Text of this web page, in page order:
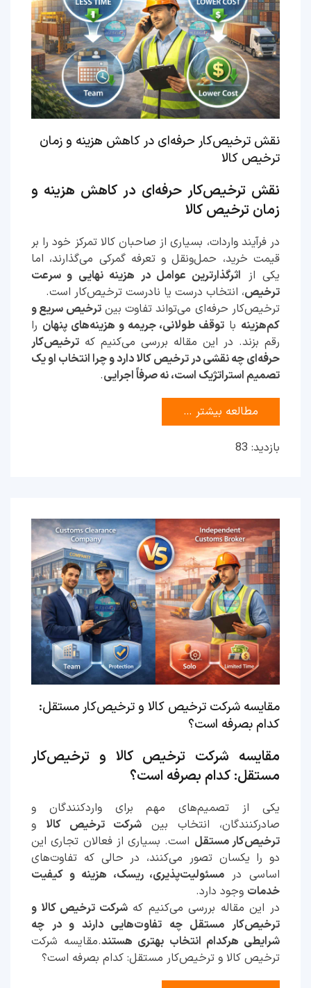
نقش ترخیص‌کار حرفه‌ای در کاهش هزینه و زمان
ترخیص کالا
نقش ترخیص‌کار حرفه‌ای در کاهش هزینه و
زمان ترخیص کالا
در فرآیند واردات، بسیاری از صاحبان کالا تمرکز خود را بر
قیمت خرید، حمل‌ونقل و تعرفه گمرکی می‌گذارند، اما
یکی از اثرگذارترین عوامل در هزینه نهایی و سرعت
ترخیص، انتخاب درست یا نادرست ترخیص‌کار است.
ترخیص‌کار حرفه‌ای می‌تواند تفاوت بینترخیص سریع و
کم‌هزینه با توقف طولانی، جریمه و هزینه‌های پنهان را
رقم بزند. در این مقاله بررسی می‌کنیم که ترخیص‌کار
حرفه‌ای چه نقشی در ترخیص کالا دارد و چرا انتخاب او یک
تصمیم استراتژیک است، نه صرفاً اجرایی.
مطالعه بیشتر …
بازدید: 83
مقایسه شرکت ترخیص کالا و ترخیص‌کار مستقل:
کدام بصرفه است؟
مقایسه شرکت ترخیص کالا و ترخیص‌کار
مستقل: کدام بصرفه است؟
یکی از تصمیم‌های مهم برای واردکنندگان و
صادرکنندگان، انتخاب بین شرکت ترخیص کالا و
ترخیص‌کار مستقل است. بسیاری از فعالان تجاری این
دو را یکسان تصور می‌کنند، در حالی که تفاوت‌های
اساسی در مسئولیت‌پذیری، ریسک، هزینه و کیفیت
خدمات وجود دارد.
در این مقاله بررسی می‌کنیم کهشرکت ترخیص کالا و
ترخیص‌کار مستقل چه تفاوت‌هایی دارند و در چه
شرایطی هرکدام انتخاب بهتری هستند.مقایسه شرکت
ترخیص کالا و ترخیص‌کار مستقل: کدام بصرفه است؟